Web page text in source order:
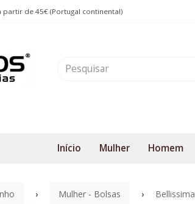
partir de 45€ (Portugal continental)
Início Mulher Homem
Mulher - Bolsas Bellissima